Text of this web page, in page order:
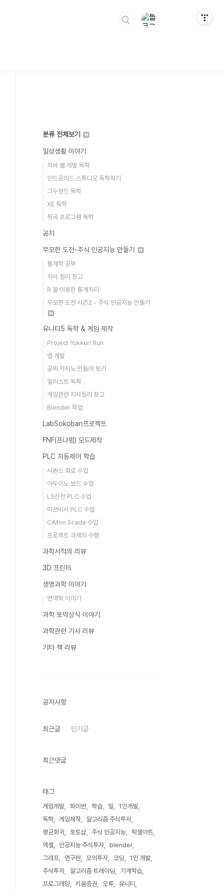
분류 전체보기
일상생활 이야기
자바 웹 개발 독학
안드로이드 스튜디오 독학하기
그누보드 독학
XE 독학
작곡 프로그램 독학
공지
무모한 도전-주식 인공지능 만들기
통계학 공부
지식 정리 창고
R 을 이용한 통계처리
무모한 도전 시즌2 - 주식 인공지능 만들기
유니티5 독학 & 게임 제작
Project Yukkuri Run
앱 개발
공짜 카지노 만들어 보기
일러스트 독학
게임관련 지식정리 창고
Blender 작업
LabSokoban프로젝트
FNF(프나펑) 모드제작
PLC 자동제어 학습
시퀀스 회로 수업
아두이노 보드 수업
LS산전 PLC 수업
미쯔비시 PLC 수업
CiMon Scada 수업
프로젝트 과제의 수행
과학서적의 리뷰
3D 프린터
생명과학 이야기
면역학 이야기
과학 토막상식 이야기
과학관련 기사 리뷰
기타 책 리뷰
공지사항
최근글 인기글
최근댓글
태그
게임개발 파이썬 학습 일
1인개발
독학
게임제작
알고리즘 주식투자
평균회귀
포토샵 주식 인공지능
픽셀아트
엑셀
인공지능 주식투자
blender
그래프
연구원 모의투자 코딩
1인 개발
주식투자
알고리즘 트레이딩
기계학습
프로그래밍
키움증권 오류 유니티